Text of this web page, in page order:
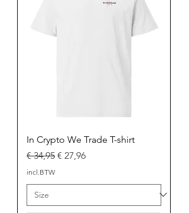
In Crypto We Trade T-shirt
Normale prijs
€ 34,95 Verkoopprijs
€ 27,96
incl.BTW